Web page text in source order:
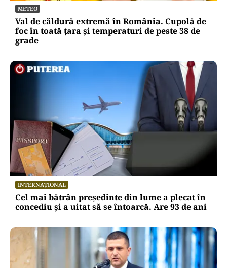
METEO
Val de căldură extremă în România. Cupolă de
foc în toată țara și temperaturi de peste 38 de
grade
INTERNAȚIONAL
Cel mai bătrân președinte din lume a plecat în
concediu și a uitat să se întoarcă. Are 93 de ani